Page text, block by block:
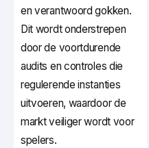
en verantwoord gokken.
Dit wordt onderstrepen
door de voortdurende
audits en controles die
regulerende instanties
uitvoeren, waardoor de
markt veiliger wordt voor
spelers.